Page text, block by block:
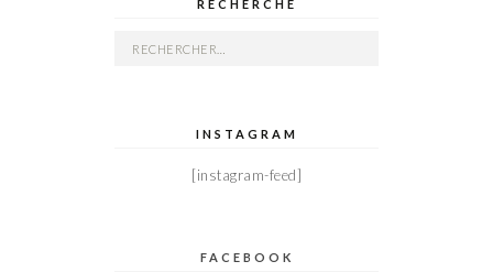
RECHERCHE
Rechercher :
INSTAGRAM
[instagram-feed]
FACEBOOK